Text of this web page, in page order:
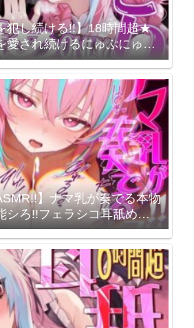
犯し続ける!!】18時間超★
愛され続けるにゅぷにゅぷ
止マラんッ!!【KU100】 来
豪 / 梵雪音
】ナマ乳が奏でる本物
シろ!!フェラシコ耳舐めぱ
ポ豪華パックでびゅっびゅ